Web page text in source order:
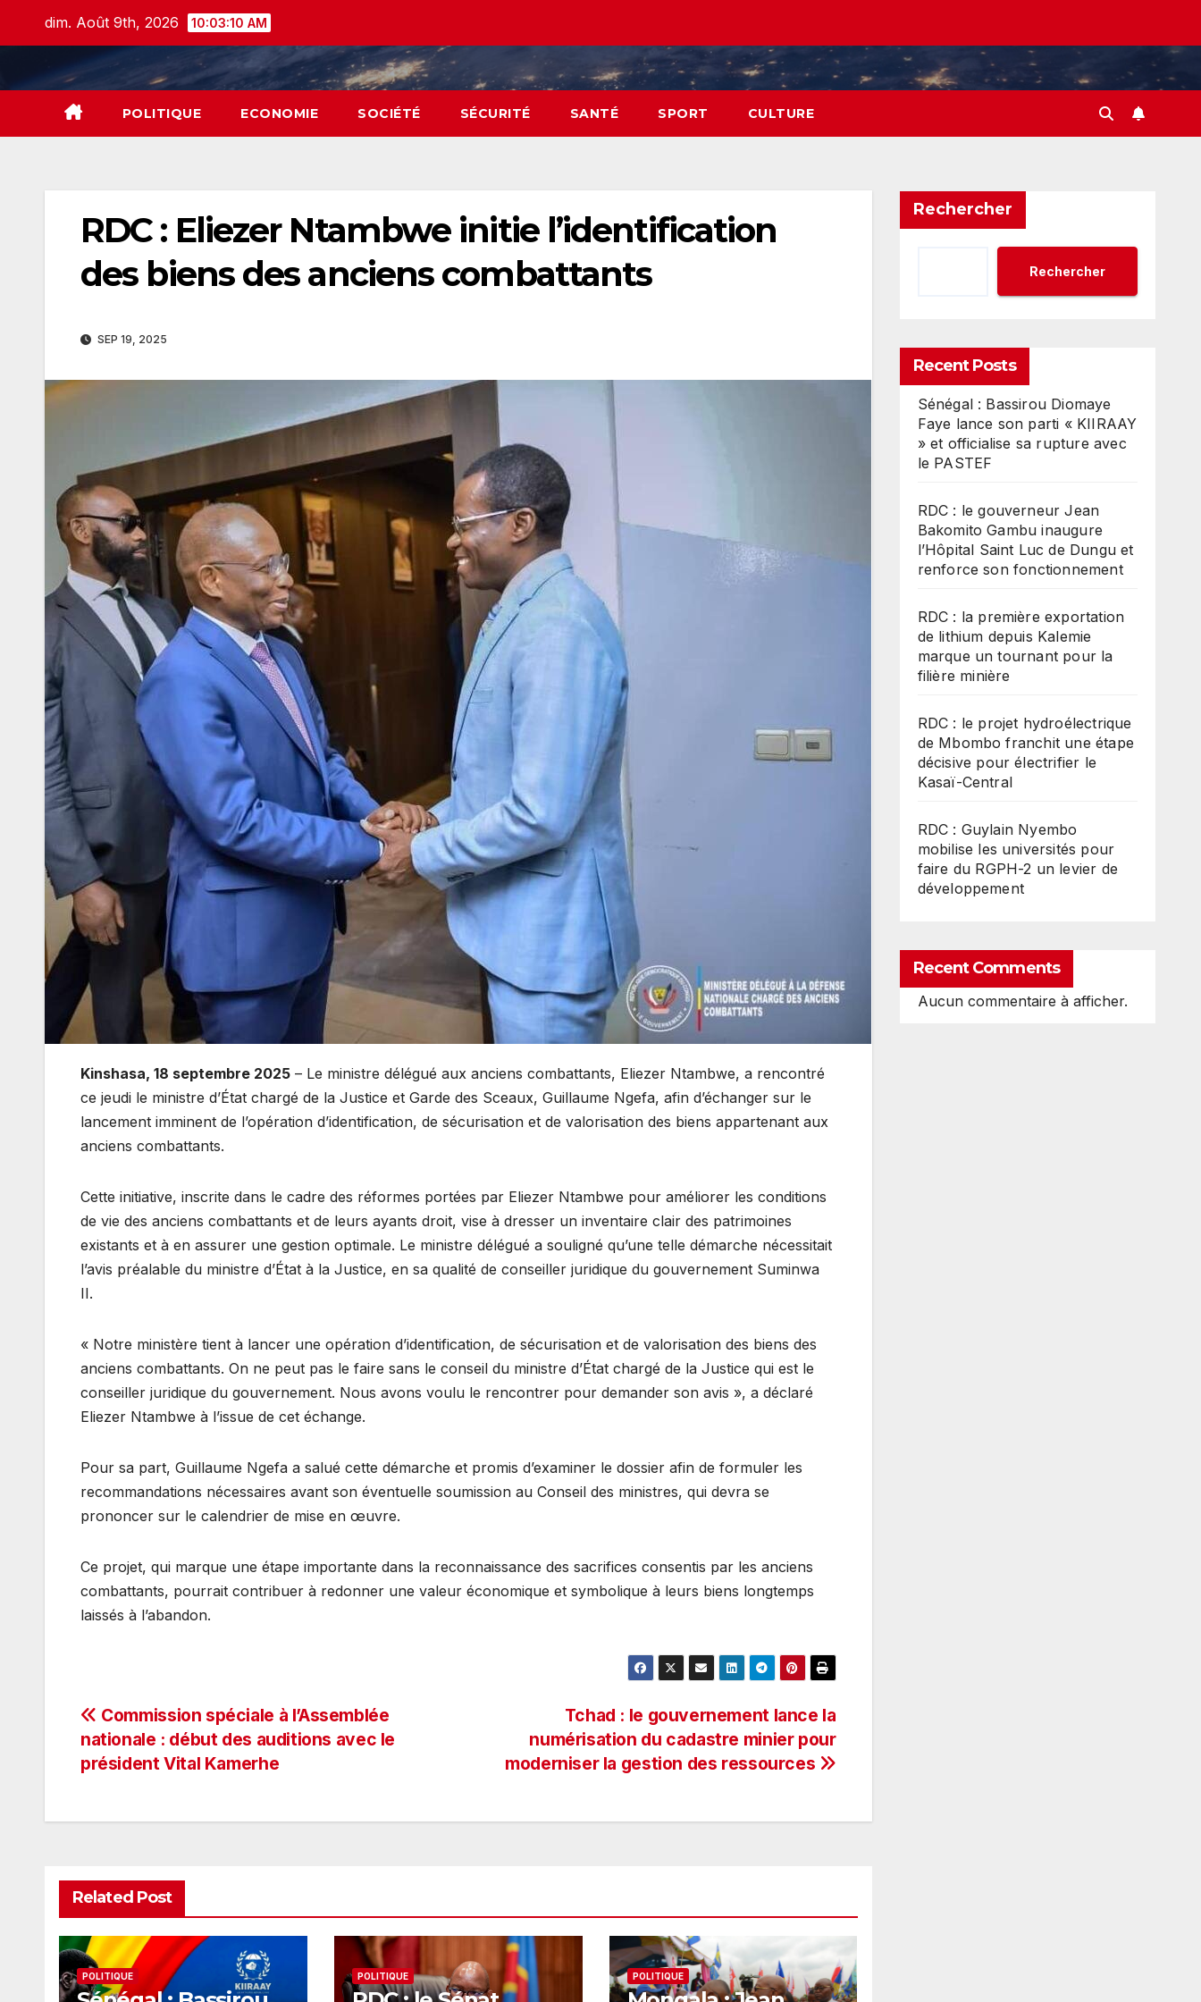
dim. Août 9th, 2026 10:03:11 AM
POLITIQUE ECONOMIE SOCIÉTÉ SÉCURITÉ SANTÉ SPORT CULTURE
RDC : Eliezer Ntambwe initie l’identification
des biens des anciens combattants
SEP 19, 2025
Kinshasa, 18 septembre 2025 – Le ministre délégué aux anciens combattants, Eliezer Ntambwe, a rencontré
ce jeudi le ministre d’État chargé de la Justice et Garde des Sceaux, Guillaume Ngefa, afin d’échanger sur le
lancement imminent de l’opération d’identification, de sécurisation et de valorisation des biens appartenant aux
anciens combattants.
Cette initiative, inscrite dans le cadre des réformes portées par Eliezer Ntambwe pour améliorer les conditions
de vie des anciens combattants et de leurs ayants droit, vise à dresser un inventaire clair des patrimoines
existants et à en assurer une gestion optimale. Le ministre délégué a souligné qu’une telle démarche nécessitait
l’avis préalable du ministre d’État à la Justice, en sa qualité de conseiller juridique du gouvernement Suminwa
II.
« Notre ministère tient à lancer une opération d’identification, de sécurisation et de valorisation des biens des
anciens combattants. On ne peut pas le faire sans le conseil du ministre d’État chargé de la Justice qui est le
conseiller juridique du gouvernement. Nous avons voulu le rencontrer pour demander son avis », a déclaré
Eliezer Ntambwe à l’issue de cet échange.
Pour sa part, Guillaume Ngefa a salué cette démarche et promis d’examiner le dossier afin de formuler les
recommandations nécessaires avant son éventuelle soumission au Conseil des ministres, qui devra se
prononcer sur le calendrier de mise en œuvre.
Ce projet, qui marque une étape importante dans la reconnaissance des sacrifices consentis par les anciens
combattants, pourrait contribuer à redonner une valeur économique et symbolique à leurs biens longtemps
laissés à l’abandon.
Navigation
de
Tchad : le gouvernement lance la
numérisation du cadastre minier pour
moderniser la gestion des ressources
Commission spéciale à l’Assemblée
nationale : début des auditions avec le
président Vital Kamerhe
Related Post
POLITIQUE POLITIQUE POLITIQUE
Rechercher
Rechercher
Recent Posts
Sénégal : Bassirou Diomaye
Faye lance son parti « KIIRAAY
» et officialise sa rupture avec
le PASTEF
RDC : le gouverneur Jean
Bakomito Gambu inaugure
l’Hôpital Saint Luc de Dungu et
renforce son fonctionnement
RDC : la première exportation
de lithium depuis Kalemie
marque un tournant pour la
filière minière
RDC : le projet hydroélectrique
de Mbombo franchit une étape
décisive pour électrifier le
Kasaï-Central
RDC : Guylain Nyembo
mobilise les universités pour
faire du RGPH-2 un levier de
développement
Recent Comments
Aucun commentaire à afficher.